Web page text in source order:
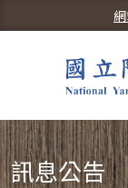
訊息公告